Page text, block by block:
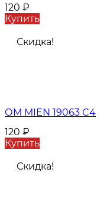
120 ₽
Купить
Скидка!
ОМ MIEN 19063 C4
120 ₽
Купить
Скидка!